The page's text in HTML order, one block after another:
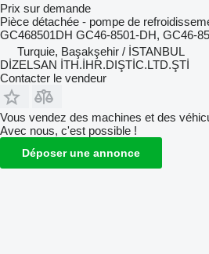
Prix sur demande
Pièce détachée - pompe de
GC468501DH GC46-8501-DH, GC46-
Turquie, Başakşehir / İSTANBUL
DİZELSAN İTH.İHR.DIŞTİC.LTD.ŞTİ
Contacter le vendeur
Vous vendez des machines et des
Avec nous, c'est possible !
Déposer une annonce